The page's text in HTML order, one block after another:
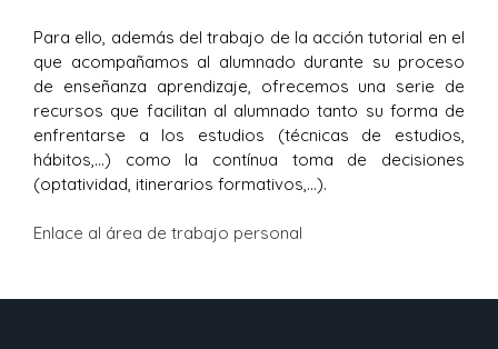
Para ello, además del trabajo de la acción tutorial en el
que acompañamos al alumnado durante su proceso
de enseñanza aprendizaje, ofrecemos una serie de
recursos que facilitan al alumnado tanto su forma de
enfrentarse a los estudios (técnicas de estudios,
hábitos,…) como la contínua toma de decisiones
(optatividad, itinerarios formativos,…).
Enlace al área de trabajo personal